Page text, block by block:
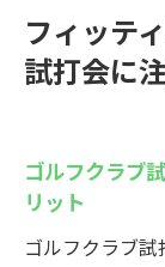
イン
法
フィッテ
試打会に
ゴルフクラブ
リット
ゴルフクラブ